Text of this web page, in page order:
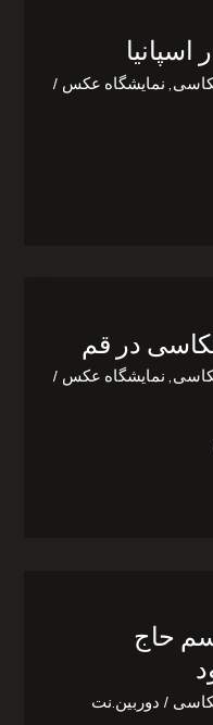
اسپانیا
نمایشگاه عکس /
در قم
, نمایشگاه عکس /
حاج
/ دوربین.نت